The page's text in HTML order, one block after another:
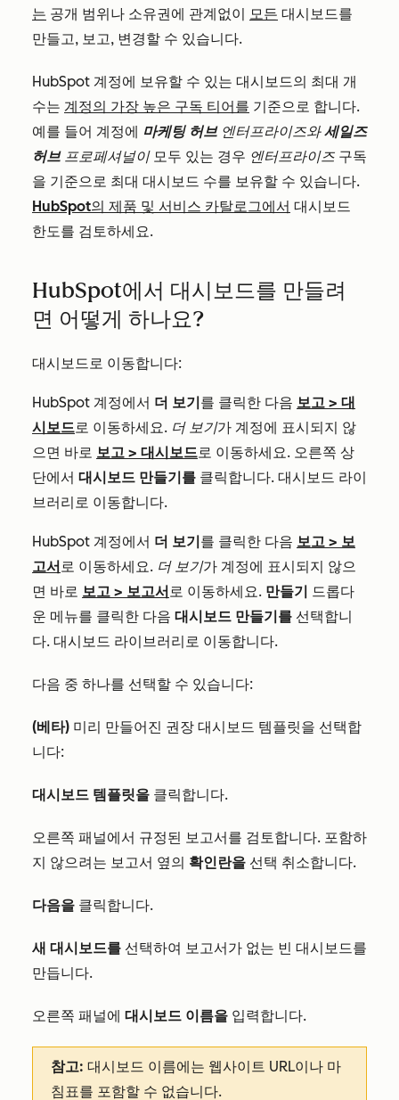
는 공개 범위나 소유권에 관계없이 모든 대시보드를
만들고, 보고, 변경할 수 있습니다.
HubSpot 계정에 보유할 수 있는 대시보드의 최대 개
수는 계정의 가장 높은 구독 티어를 기준으로 합니다.
예를 들어 계정에 마케팅 허브엔터프라이즈와 세일즈
허브프로페셔널이모두 있는 경우 엔터프라이즈 구독
을 기준으로 최대 대시보드 수를 보유할 수 있습니다.
HubSpot의 제품 및 서비스 카탈로그에서 대시보드
한도를 검토하세요.
HubSpot에서 대시보드를 만들려
면 어떻게 하나요?
대시보드로 이동합니다:
HubSpot 계정에서 더 보기를 클릭한 다음 보고 > 대
시보드로 이동하세요. 더 보기가 계정에 표시되지 않
으면 바로 보고 > 대시보드로 이동하세요. 오른쪽 상
단에서 대시보드 만들기를 클릭합니다. 대시보드 라이
브러리로 이동합니다.
HubSpot 계정에서 더 보기를 클릭한 다음 보고 > 보
고서로 이동하세요. 더 보기가 계정에 표시되지 않으
면 바로 보고 > 보고서로 이동하세요. 만들기 드롭다
운 메뉴를 클릭한 다음 대시보드 만들기를 선택합니
다. 대시보드 라이브러리로 이동합니다.
다음 중 하나를 선택할 수 있습니다:
(베타) 미리 만들어진 권장 대시보드 템플릿을 선택합
니다:
대시보드 템플릿을 클릭합니다.
오른쪽 패널에서 규정된 보고서를 검토합니다. 포함하
지 않으려는 보고서 옆의 확인란을 선택 취소합니다.
다음을 클릭합니다.
새 대시보드를 선택하여 보고서가 없는 빈 대시보드를
만듭니다.
오른쪽 패널에 대시보드 이름을 입력합니다.
참고: 대시보드 이름에는 웹사이트 URL이나 마
침표를 포함할 수 없습니다.